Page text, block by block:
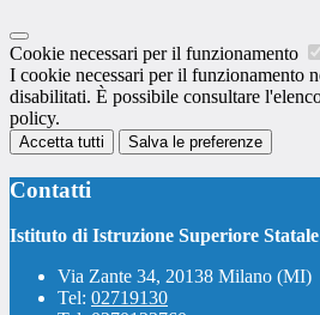
Cookie necessari per il funzionamento
I cookie necessari per il funzionamento
disabilitati. È possibile consultare
policy.
Accetta tutti Salva le preferenze
Contatti
Istituto di Istruzione Superiore
Via Zante 34, 20138 Milano (MI)
Tel: 02719130